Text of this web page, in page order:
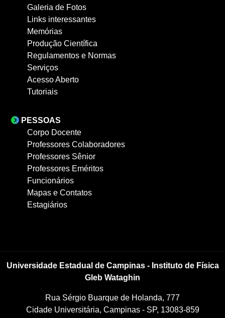
Galeria de Fotos
Links interessantes
Memórias
Produção Científica
Regulamentos e Normas
Serviços
Acesso Aberto
Tutoriais
PESSOAS
Corpo Docente
Professores Colaboradores
Professores Sênior
Professores Eméritos
Funcionários
Mapas e Contatos
Estagiários
Universidade Estadual de Campinas - Instituto de Física
Gleb Wataghin
Rua Sérgio Buarque de Holanda, 777
Cidade Universitária, Campinas - SP, 13083-859